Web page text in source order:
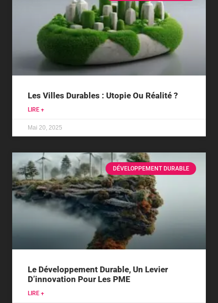
Les Villes Durables : Utopie Ou Réalité ?
LIRE +
Mai 20, 2025
DÉVELOPPEMENT DURABLE
Le Développement Durable, Un Levier
D’innovation Pour Les PME
LIRE +